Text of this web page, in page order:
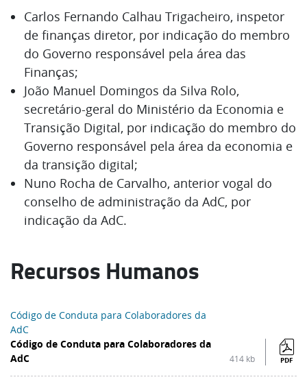
Carlos Fernando Calhau Trigacheiro, inspetor
de finanças diretor, por indicação do membro
do Governo responsável pela área das
Finanças;
João Manuel Domingos da Silva Rolo,
secretário-geral do Ministério da Economia e
Transição Digital, por indicação do membro do
Governo responsável pela área da economia e
da transição digital;
Nuno Rocha de Carvalho, anterior vogal do
conselho de administração da AdC, por
indicação da AdC.
Recursos Humanos
Código de Conduta para Colaboradores da
AdC
Código de Conduta para Colaboradores da
AdC
414 kb PDF